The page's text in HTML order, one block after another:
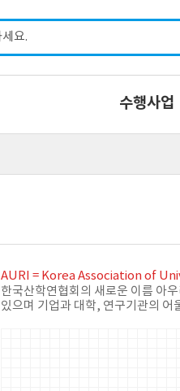
수행사업
AURI = Korea Association of
한국산학연협회의 새로운 이름 아
있으며 기업과 대학, 연구기관의 어